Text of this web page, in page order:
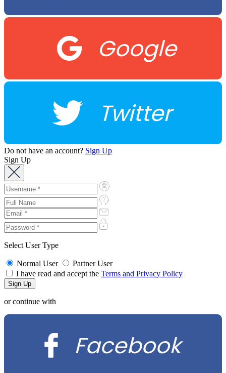
Google
Twitter
Do not have an account? Sign Up
Sign Up
Select User Type
Normal User
Partner User
I have read and accept the Terms and Privacy Policy
or continue with
Facebook